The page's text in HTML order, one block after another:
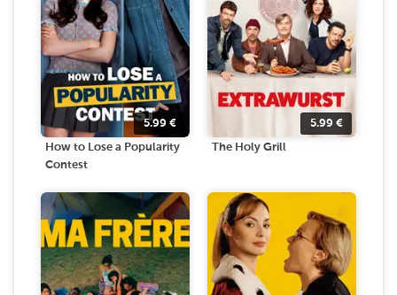
5.99 €
How to Lose a Popularity
Contest
5.99 €
The Holy Grill